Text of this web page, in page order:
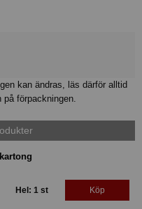
kan ändras, läs därför alltid
förpackningen.
Hel: 1 st Köp